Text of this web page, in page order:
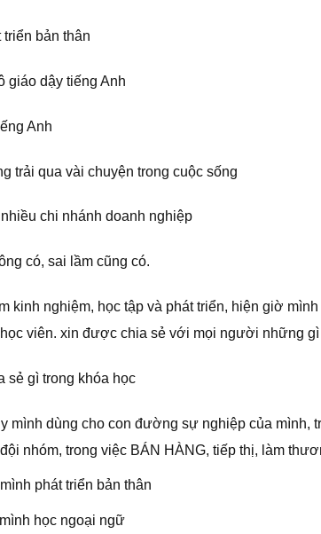
triển bản thân
giáo dậy tiếng Anh
Anh
trải qua vài chuyện trong cuộc sống
chi nhánh doanh nghiệp
có, sai lầm cũng có.
kinh nghiệm, học tập và phát triển, hiện giờ
viên. xin được chia sẻ với mọi người những
sẻ gì trong khóa học
mình dùng cho con đường sự nghiệp của mình,
nhóm, trong việc BÁN HÀNG, tiếp thị, làm
phát triển bản thân
học ngoại ngữ